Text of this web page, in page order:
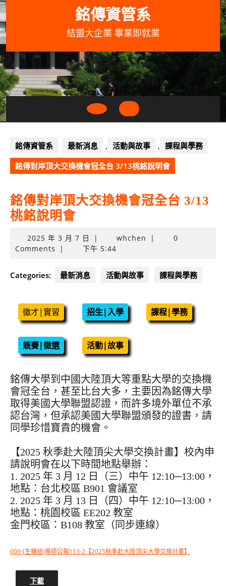
Skip
to
content
銘傳資管系
結盟大企業 畢業即就業
033507001+3318
wycheng@mail.mcu.edu.tw
Open
銘傳資管系
最新消息 , 活動與故事 , 課程與學務
銘傳對岸頂大交換機會冠全台 3/13桃銘說明會
銘傳對岸頂大交換機會冠全台 3/13
桃銘說明會
2025 年 3 月 7 日 2025
年
7
| whchen |
0
Comments
| 下午 5:44
Categories: 最新消息 活動與故事 課程與學務
徵才|實習 招生|入學 課程|學務
競賽|徵選 活動|故事
銘傳大學到中國大陸頂大等重點大學的交換機
會冠全台，甚至比台大多，主要因為銘傳大學
取得美國大學聯盟認證，而許多境外單位不承
認台灣，但承認美國大學聯盟頒發的證書，請
同學珍惜寶貴的機會。
【2025 秋季赴大陸頂尖大學交換計畫】校內申
請說明會在以下時間地點舉辦：
1. 2025 年 3 月 12 日（三）中午 12:10─13:00，
地點：台北校區 B901 會議室
2. 2025 年 3 月 13 日（四）中午 12:10─13:00，
地點：桃園校區 EE202 教室
金門校區：B108 教室（同步連線）
009-(生輔組)導師公報113-2【2025秋季赴大陸頂尖大學交換計畫】
下載